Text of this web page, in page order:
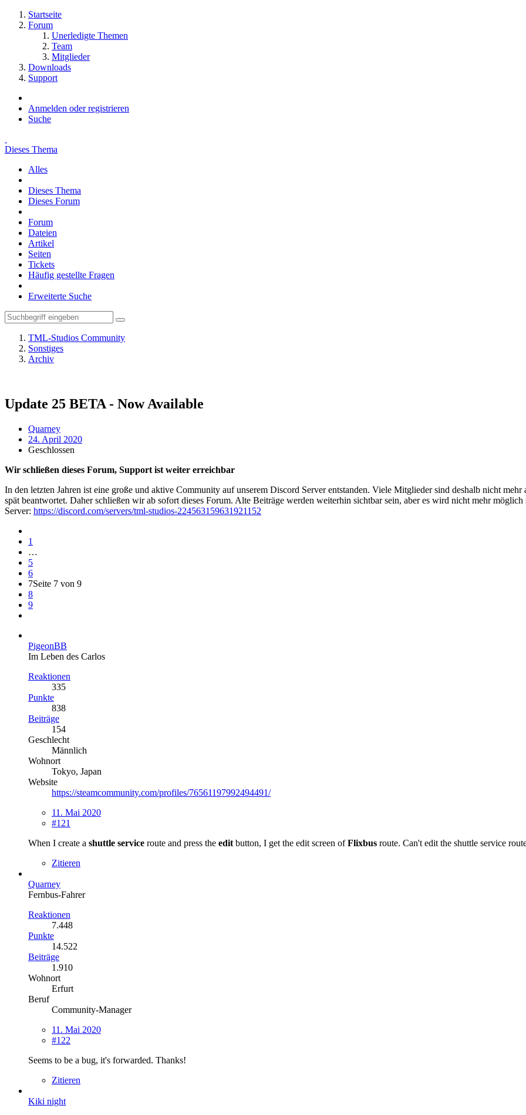
Startseite
Forum
Unerledigte Themen
Team
Mitglieder
Downloads
Support
Anmelden oder registrieren
Suche
Dieses Thema
Alles
Dieses Thema
Dieses Forum
Forum
Dateien
Artikel
Seiten
Tickets
Häufig gestellte Fragen
Erweiterte Suche
TML-Studios Community
Sonstiges
Archiv
Update 25 BETA - Now Available
Quarney
24. April 2020
Geschlossen
Wir schließen dieses Forum, Support ist weiter erreichbar
In den letzten Jahren ist eine große und aktive Community auf unserem Discord Server entstanden. Viele Mitglieder sind deshalb nicht
spät beantwortet. Daher schließen wir ab sofort dieses Forum. Alte Beiträge werden weiterhin sichtbar sein, aber es wird nicht mehr
Server: https://discord.com/servers/tml-studios-224563159631921152
1
…
5
6
7Seite 7 von 9
8
9
PigeonBB
Im Leben des Carlos
Reaktionen
335
Punkte
838
Beiträge
154
Geschlecht
Männlich
Wohnort
Tokyo, Japan
Website
https://steamcommunity.com/profiles/76561197992494491/
11. Mai 2020
#121
When I create a shuttle service route and press the edit button, I get the edit screen ofFlixbus route. Can't edit the shuttle service
Zitieren
Quarney
Fernbus-Fahrer
Reaktionen
7.448
Punkte
14.522
Beiträge
1.910
Wohnort
Erfurt
Beruf
Community-Manager
11. Mai 2020
#122
Seems to be a bug, it's forwarded. Thanks!
Zitieren
Kiki night